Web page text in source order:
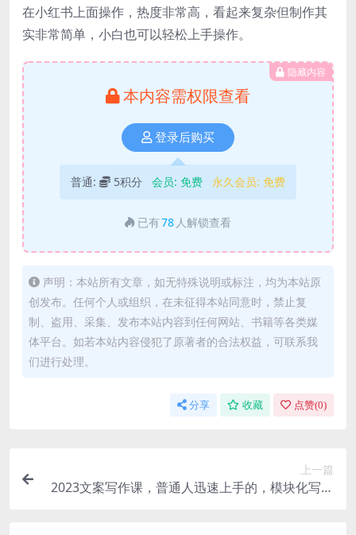
在小红书上面操作，热度非常高，看起来复杂但制作其
实非常简单，小白也可以轻松上手操作。
隐藏内容
本内容需权限查看
登录后购买
普通: 5积分 会员: 免费 永久会员: 免费
已有78 人解锁查看
声明：本站所有文章，如无特殊说明或标注，均为本站原
创发布。任何个人或组织，在未征得本站同意时，禁止复
制、盗用、采集、发布本站内容到任何网站、书籍等各类媒
体平台。如若本站内容侵犯了原著者的合法权益，可联系我
们进行处理。
分享 收藏 点赞(0)
上一篇
2023文案写作课，普通人迅速上手的，模块化写作